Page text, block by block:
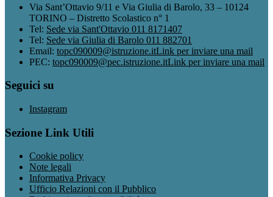
Via Sant’Ottavio 9/11 e Via Giulia di Barolo, 33 – 10124
TORINO – Distretto Scolastico n° 1
Tel: Sede via Sant'Ottavio 011 8171407
Tel: Sede via Giulia di Barolo 011 882701
Email: topc090009@istruzione.itLink per inviare una mail
PEC: topc090009@pec.istruzione.itLink per inviare una mail
Seguici su
Instagram
Sezione Link Utili
Cookie policy
Note legali
Informativa Privacy
Ufficio Relazioni con il Pubblico